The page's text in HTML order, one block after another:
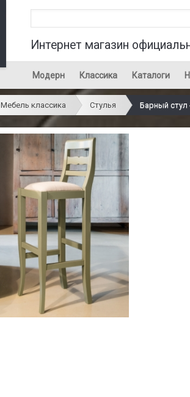
Интернет магазин
Модерн Классика Каталоги
Мебель классика Стулья Барный стул